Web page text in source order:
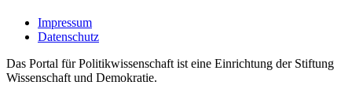
Impressum
Datenschutz
Das Portal für Politikwissenschaft ist eine Einrichtung der Stiftung
Wissenschaft und Demokratie.